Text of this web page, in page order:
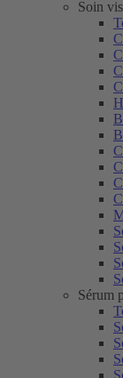
Soin
Sérum